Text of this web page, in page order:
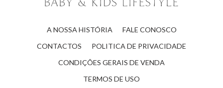
A NOSSA HISTÓRIA
FALE CONOSCO
CONTACTOS
POLITICA DE PRIVACIDADE
CONDIÇÕES GERAIS DE VENDA
TERMOS DE USO